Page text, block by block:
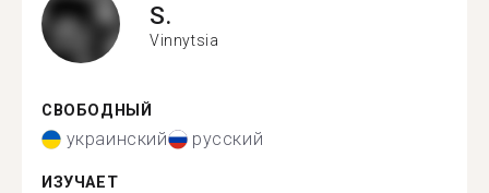
S.
Vinnytsia
СВОБОДНЫЙ
украинский русский
ИЗУЧАЕТ